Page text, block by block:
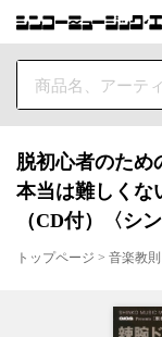
脱初心者のため
本当は難しくな
（CD付）〈シ
トップページ > 音楽教則